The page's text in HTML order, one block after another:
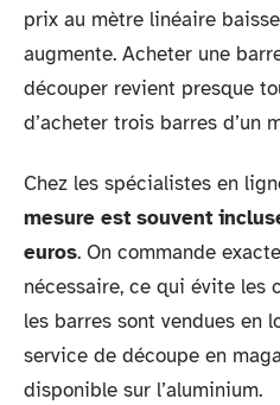
prix au mètre linéaire
augmente. Acheter une
découper revient presque
d’acheter trois barres d’un
Chez les spécialistes en
mesure est souvent
euros. On commande
nécessaire, ce qui évite les
les barres sont vendues en
service de découpe en
disponible sur l’aluminium.